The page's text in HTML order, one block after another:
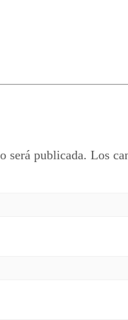
será publicada. Los